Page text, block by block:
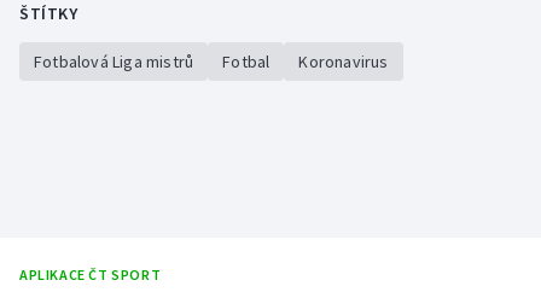
ŠTÍTKY
Fotbalová Liga mistrů Fotbal Koronavirus
APLIKACE ČT SPORT